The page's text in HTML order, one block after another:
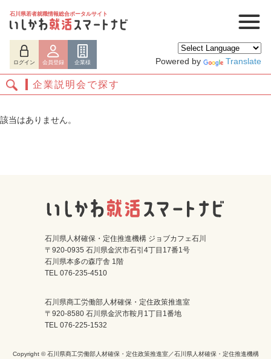
石川県若者就職情報総合ポータルサイト
ログイン 会員登録 企業様 Powered by Translate
ログイン 会員登録
企業説明会で探す
該当はありません。
石川県人材確保・定住推進機構 ジョブカフェ石川
〒920-0935 石川県金沢市石引4丁目17番1号
石川県本多の森庁舎 1階
TEL 076-235-4510
石川県商工労働部人材確保・定住政策推進室
〒920-8580 石川県金沢市鞍月1丁目1番地
TEL 076-225-1532
Copyright © 石川県商工労働部人材確保・定住政策推進室／石川県人材確保・定住推進機構